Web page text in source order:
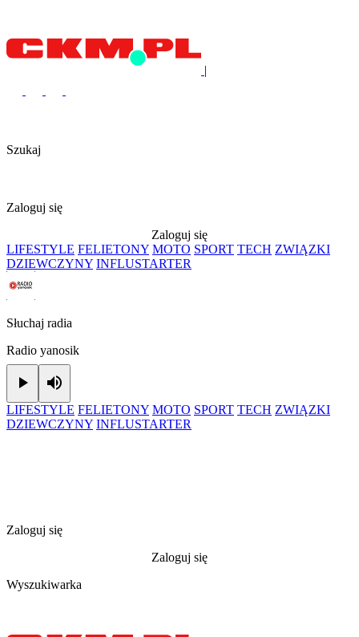
|
Szukaj
Zaloguj się
Zaloguj się
LIFESTYLE FELIETONY MOTO SPORT TECH ZWIĄZKI
DZIEWCZYNY INFLUSTARTER
Słuchaj radia
Radio yanosik
Play
LIFESTYLE FELIETONY MOTO SPORT TECH ZWIĄZKI
DZIEWCZYNY INFLUSTARTER
Zaloguj się
Zaloguj się
Wyszukiwarka